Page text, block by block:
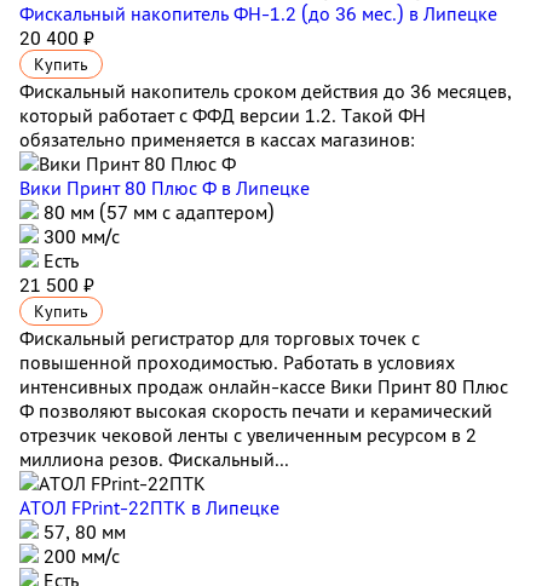
Фискальный накопитель ФН-1.2 (до 36 мес.) в Липецке
20 400 ₽
Купить
Фискальный накопитель сроком действия до 36 месяцев,
который работает с ФФД версии 1.2. Такой ФН
обязательно применяется в кассах магазинов:
Вики Принт 80 Плюс Ф в Липецке
80 мм (57 мм с адаптером)
300 мм/с
Есть
21 500 ₽
Купить
Фискальный регистратор для торговых точек с
повышенной проходимостью. Работать в условиях
интенсивных продаж онлайн-кассе Вики Принт 80 Плюс
Ф позволяют высокая скорость печати и керамический
отрезчик чековой ленты с увеличенным ресурсом в 2
миллиона резов. Фискальный...
АТОЛ FPrint-22ПТК в Липецке
57, 80 мм
200 мм/с
Есть